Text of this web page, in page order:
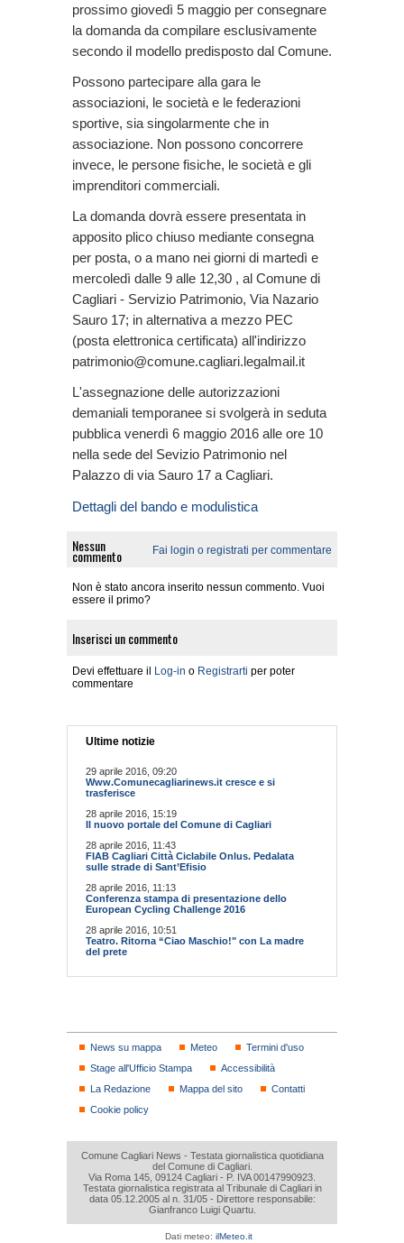
prossimo giovedì 5 maggio per consegnare
la domanda da compilare esclusivamente
secondo il modello predisposto dal Comune.
Possono partecipare alla gara le
associazioni, le società e le federazioni
sportive, sia singolarmente che in
associazione. Non possono concorrere
invece, le persone fisiche, le società e gli
imprenditori commerciali.
La domanda dovrà essere presentata in
apposito plico chiuso mediante consegna
per posta, o a mano nei giorni di martedì e
mercoledì dalle 9 alle 12,30 , al Comune di
Cagliari - Servizio Patrimonio, Via Nazario
Sauro 17; in alternativa a mezzo PEC
(posta elettronica certificata) all'indirizzo
patrimonio@comune.cagliari.legalmail.it
L'assegnazione delle autorizzazioni
demaniali temporanee si svolgerà in seduta
pubblica venerdì 6 maggio 2016 alle ore 10
nella sede del Sevizio Patrimonio nel
Palazzo di via Sauro 17 a Cagliari.
Dettagli del bando e modulistica
Nessun
commento Fai login o registrati per commentare
Non è stato ancora inserito nessun commento. Vuoi
essere il primo?
Inserisci un commento
Devi effettuare il Log-in o Registrarti per poter
commentare
Ultime notizie
29 aprile 2016, 09:20
Www.Comunecagliarinews.it cresce e si
trasferisce
28 aprile 2016, 15:19
Il nuovo portale del Comune di Cagliari
28 aprile 2016, 11:43
FIAB Cagliari Città Ciclabile Onlus. Pedalata
sulle strade di Sant’Efisio
28 aprile 2016, 11:13
Conferenza stampa di presentazione dello
European Cycling Challenge 2016
28 aprile 2016, 10:51
Teatro. Ritorna “Ciao Maschio!" con La madre
del prete
News su mappa Meteo
Termini d'uso
Stage all'Ufficio Stampa
Accessibilità
La Redazione
Mappa del sito
Contatti
Cookie policy
Comune Cagliari News - Testata giornalistica quotidiana
del Comune di Cagliari.
Via Roma 145, 09124 Cagliari - P. IVA 00147990923.
Testata giornalistica registrata al Tribunale di Cagliari in
data 05.12.2005 al n. 31/05 - Direttore responsabile:
Gianfranco Luigi Quartu.
Dati meteo: ilMeteo.it